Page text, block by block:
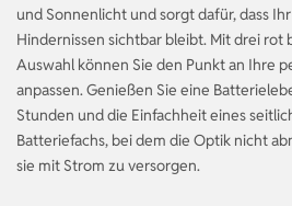
und Sonnenlicht und sorgt dafür, dass
Hindernissen sichtbar bleibt. Mit drei
Auswahl können Sie den Punkt an Ihre
anpassen. Genießen Sie eine
Stunden und die Einfachheit eines
Batteriefachs, bei dem die Optik nicht
sie mit Strom zu versorgen.